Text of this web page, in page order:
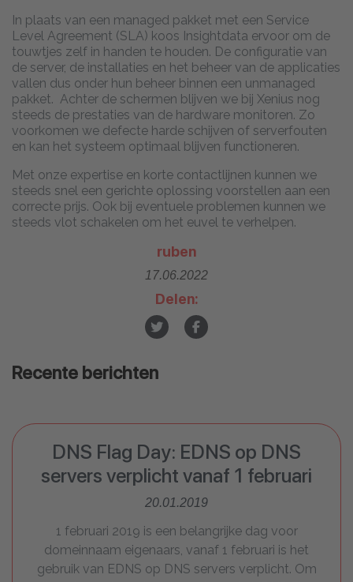
In plaats van een managed pakket met een Service
Level Agreement (SLA) koos Insightdata ervoor om de
touwtjes zelf in handen te houden. De configuratie van
de server, de installaties en het beheer van de applicaties
vallen dus onder hun beheer binnen een unmanaged
pakket. Achter de schermen blijven we bij Xenius nog
steeds de prestaties van de hardware monitoren. Zo
voorkomen we defecte harde schijven of serverfouten
en kan het systeem optimaal blijven functioneren.
Met onze expertise en korte contactlijnen kunnen we
steeds snel een gerichte oplossing voorstellen aan een
correcte prijs. Ook bij eventuele problemen kunnen we
steeds vlot schakelen om het euvel te verhelpen.
ruben
17.06.2022
Delen:
Recente berichten
DNS Flag Day: EDNS op DNS
servers verplicht vanaf 1 februari
20.01.2019
1 februari 2019 is een belangrijke dag voor
domeinnaam eigenaars, vanaf 1 februari is het
gebruik van EDNS op DNS servers verplicht. Om